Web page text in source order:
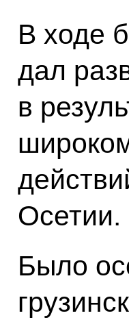
В ходе
дал
в
Осетии.
Было